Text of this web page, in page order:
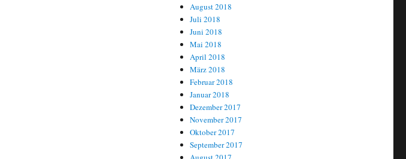
August 2018
Juli 2018
Juni 2018
Mai 2018
April 2018
März 2018
Februar 2018
Januar 2018
Dezember 2017
November 2017
Oktober 2017
September 2017